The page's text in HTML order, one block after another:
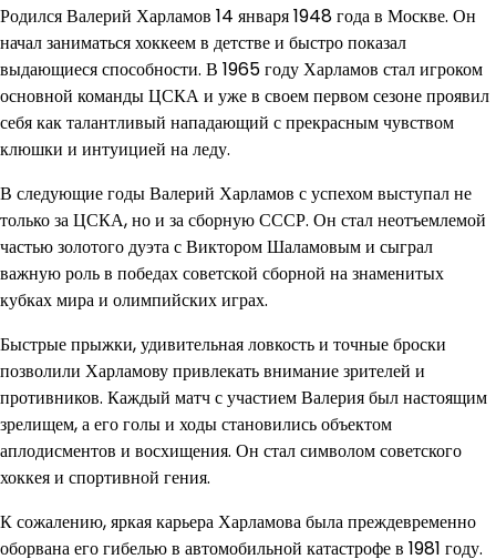
Родился Валерий Харламов 14 января 1948 года в Москве. Он
начал заниматься хоккеем в детстве и быстро показал
выдающиеся способности. В 1965 году Харламов стал игроком
основной команды ЦСКА и уже в своем первом сезоне проявил
себя как талантливый нападающий с прекрасным чувством
клюшки и интуицией на леду.
В следующие годы Валерий Харламов с успехом выступал не
только за ЦСКА, но и за сборную СССР. Он стал неотъемлемой
частью золотого дуэта с Виктором Шаламовым и сыграл
важную роль в победах советской сборной на знаменитых
кубках мира и олимпийских играх.
Быстрые прыжки, удивительная ловкость и точные броски
позволили Харламову привлекать внимание зрителей и
противников. Каждый матч с участием Валерия был настоящим
зрелищем, а его голы и ходы становились объектом
аплодисментов и восхищения. Он стал символом советского
хоккея и спортивной гения.
К сожалению, яркая карьера Харламова была преждевременно
оборвана его гибелью в автомобильной катастрофе в 1981 году.